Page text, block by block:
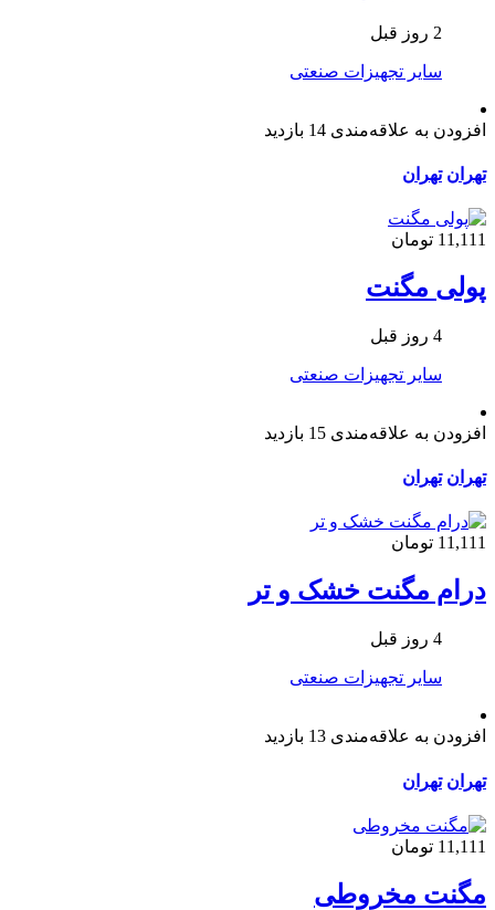
2 روز قبل
سایر تجهیزات صنعتی
افزودن به علاقه‌مندی 14 بازدید
تهران تهران
11,111 تومان
پولی مگنت
4 روز قبل
سایر تجهیزات صنعتی
افزودن به علاقه‌مندی 15 بازدید
تهران تهران
11,111 تومان
درام مگنت خشک و تر
4 روز قبل
سایر تجهیزات صنعتی
افزودن به علاقه‌مندی 13 بازدید
تهران تهران
11,111 تومان
مگنت مخروطی